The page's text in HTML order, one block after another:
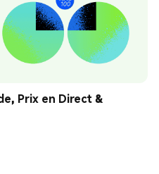
Prix en Direct &